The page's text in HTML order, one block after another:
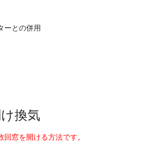
ーとの併用
換気
窓を開ける方法です。